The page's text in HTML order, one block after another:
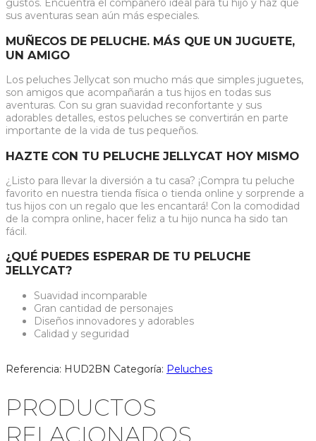
gustos. Encuentra el compañero ideal para tu hijo y haz que
sus aventuras sean aún más especiales.
MUÑECOS DE PELUCHE. MÁS QUE UN JUGUETE,
UN AMIGO
Los peluches Jellycat son mucho más que simples juguetes,
son amigos que acompañarán a tus hijos en todas sus
aventuras. Con su gran suavidad reconfortante y sus
adorables detalles, estos peluches se convertirán en parte
importante de la vida de tus pequeños.
HAZTE CON TU PELUCHE JELLYCAT HOY MISMO
¿Listo para llevar la diversión a tu casa? ¡Compra tu peluche
favorito en nuestra tienda física o tienda online y sorprende a
tus hijos con un regalo que les encantará! Con la comodidad
de la compra online, hacer feliz a tu hijo nunca ha sido tan
fácil.
¿QUÉ PUEDES ESPERAR DE TU PELUCHE
JELLYCAT?
Suavidad incomparable
Gran cantidad de personajes
Diseños innovadores y adorables
Calidad y seguridad
Referencia: HUD2BN Categoría: Peluches
PRODUCTOS
RELACIONADOS